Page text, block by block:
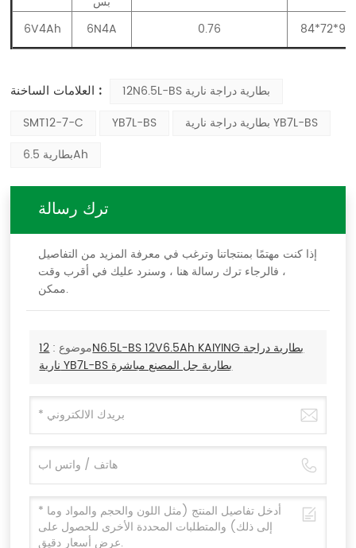
6V4Ah
6N4A 0.76 84*72*93
العلامات الساخنة :
12N6.5L-BS بطارية دراجة نارية
SMT12-7-C
YB7L-BS
بطارية دراجة نارية YB7L-BS
بطارية 6.5Ah
ترك رسالة
إذا كنت مهتمًا بمنتجاتنا وترغب في معرفة المزيد من التفاصيل
، فالرجاء ترك رسالة هنا ، وسنرد عليك في أقرب وقت
ممكن.
موضوع :12N6.5L-BS 12V6.5Ah KAIYING بطارية دراجة
نارية YB7L-BS بطارية جل المصنع مباشرة